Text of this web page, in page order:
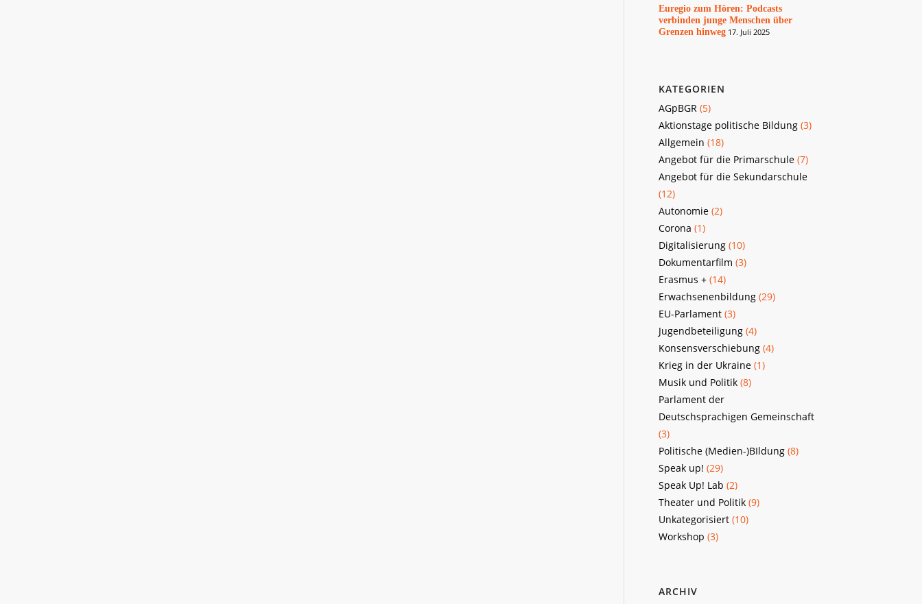
Euregio zum Hören: Podcasts
verbinden junge Menschen über
Grenzen hinweg 17. Juli 2025
KATEGORIEN
AGpBGR(5)
Aktionstage politische Bildung(3)
Allgemein (18)
Angebot für die Primarschule(7)
Angebot für die Sekundarschule
(12)
Autonomie(2)
Corona (1)
Digitalisierung(10)
Dokumentarfilm (3)
Erasmus +(14)
Erwachsenenbildung(29)
EU-Parlament(3)
Jugendbeteiligung(4)
Konsensverschiebung(4)
Krieg in der Ukraine(1)
Musik und Politik(8)
Parlament der
Deutschsprachigen Gemeinschaft
(3)
Politische (Medien-)BIldung(8)
Speak up! (29)
Speak Up! Lab (2)
Theater und Politik(9)
Unkategorisiert(10)
Workshop (3)
ARCHIV